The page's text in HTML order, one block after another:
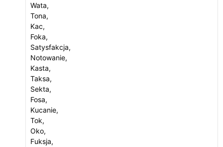
Wata,
Tona,
Kac,
Foka,
Satysfakcja,
Notowanie,
Kasta,
Taksa,
Sekta,
Fosa,
Kucanie,
Tok,
Oko,
Fuksja,